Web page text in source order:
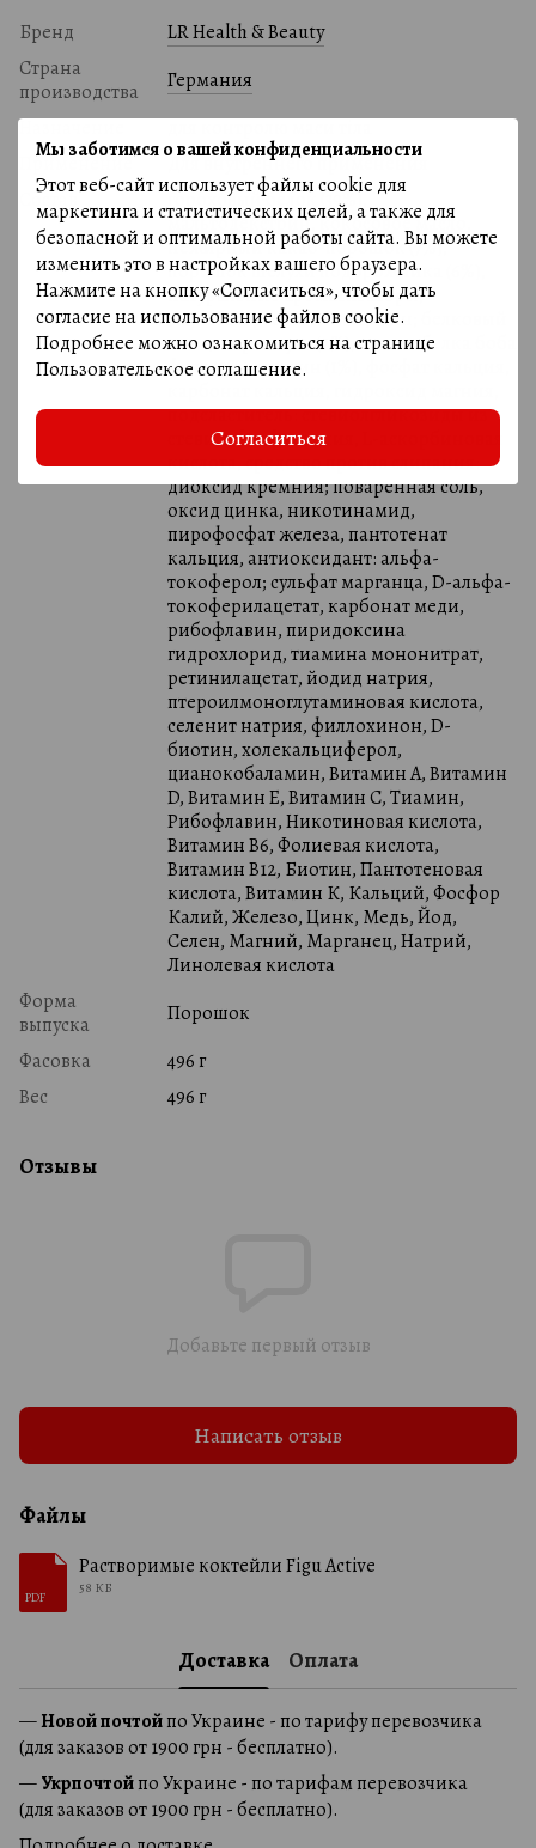
Мы заботимся о вашей конфиденциальности
Этот веб-сайт использует файлы cookie для
маркетинга и статистических целей, а также для
безопасной и оптимальной работы сайта. Вы можете
изменить это в настройках вашего браузера.
Нажмите на кнопку «Согласиться», чтобы дать
согласие на использование файлов cookie.
Подробнее можно ознакомиться на странице
Пользовательское соглашение.
Согласиться
Бренд
LR Health & Beauty
Страна
производства
Германия
Назначение
Применение
Для внутреннего применения
Состав
гороховый белок (39%),
мальтодекстрин, кокосовое масло,
нежирный какао-порошок (7%),
порошок шелухи подорожника (6%),
натуральные ароматизаторы,
эмульгатор: соевый лецитин; белковый
концентрат нута (2%), изолят белка боба
фава (2%), инулин (1%), фосфат кальция,
подсластитель: стевиолгликозиды из
стевии; фосфат калия, L-аскорбиновая
кислота, средство против слипания:
диоксид кремния; поваренная соль,
оксид цинка, никотинамид,
пирофосфат железа, пантотенат
кальция, антиоксидант: альфа-
токоферол; сульфат марганца, D-альфа-
токоферилацетат, карбонат меди,
рибофлавин, пиридоксина
гидрохлорид, тиамина мононитрат,
ретинилацетат, йодид натрия,
птероилмоноглутаминовая кислота,
селенит натрия, филлохинон, D-
биотин, холекальциферол,
цианокобаламин, Витамин А, Витамин
D, Витамин E, Витамин C, Тиамин,
Рибофлавин, Никотиновая кислота,
Витамин В6, Фолиевая кислота,
Витамин В12, Биотин, Пантотеновая
кислота, Витамин К, Кальций, Фосфор
Калий, Железо, Цинк, Медь, Йод,
Селен, Магний, Марганец, Натрий,
Линолевая кислота
Форма
выпуска
Порошок
Фасовка
496 г
Вес
496 г
Отзывы
Добавьте первый отзыв
Написать отзыв
Файлы
PDF
Растворимые коктейли Figu Active
58 КБ
Доставка Оплата
—Новой почтойпо Украине - по тарифу перевозчика
(для заказов от 1900 грн - бесплатно).
—Укрпочтойпо Украине - по тарифам перевозчика
(для заказов от 1900 грн - бесплатно).